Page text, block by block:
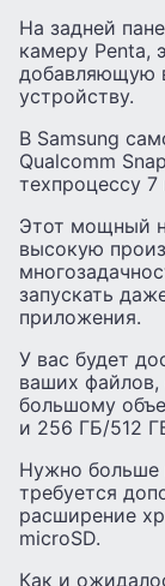
На задней
камеру Penta,
добавляющую
устройству.
В Samsung
Qualcomm
техпроцессу 7
Этот мощный
высокую
запускать
приложения.
У вас будет
ваших файлов,
большому
и 256 ГБ/512
Нужно больше
требуется
расширение
microSD.
Как и